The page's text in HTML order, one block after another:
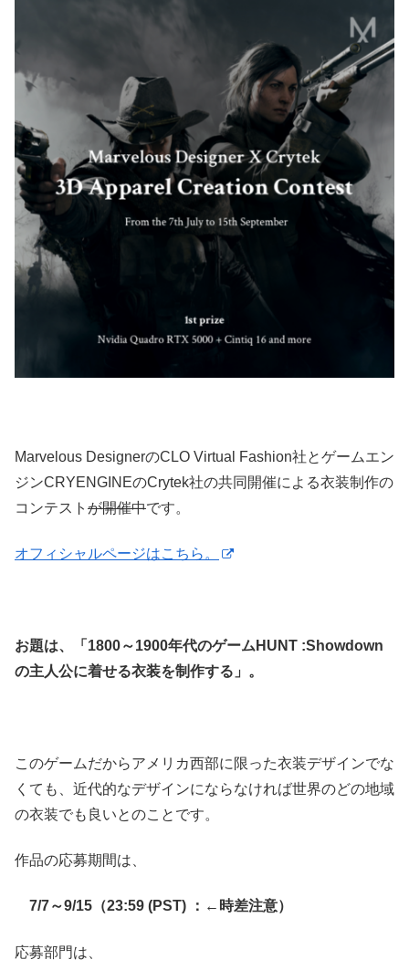
Marvelous DesignerのCLO Virtual Fashion社とゲームエン
ジンCRYENGINEのCrytek社の共同開催による衣装制作の
コンテスト が開催中です。
オフィシャルページはこちら。
お題は、「1800～1900年代のゲームHUNT :Showdown
の主人公に着せる衣装を制作する」。
このゲームだからアメリカ西部に限った衣装デザインでな
くても、近代的なデザインにならなければ世界のどの地域
の衣装でも良いとのことです。
作品の応募期間は、
7/7～9/15（23:59 (PST) ：←時差注意）
応募部門は、